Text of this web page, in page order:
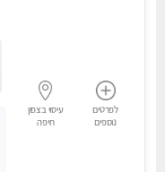
לפרטים
נוספים
עיסוי בצפון
חיפה